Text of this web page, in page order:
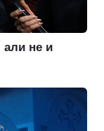
али не и